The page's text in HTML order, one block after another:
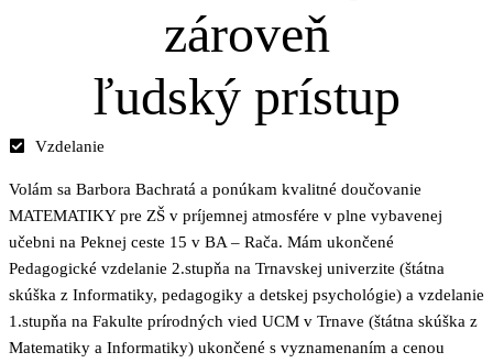
zároveň
ľudský prístup
Vzdelanie
Volám sa Barbora Bachratá a ponúkam kvalitné doučovanie
MATEMATIKY pre ZŠ v príjemnej atmosfére v plne vybavenej
učebni na Peknej ceste 15 v BA – Rača. Mám ukončené
Pedagogické vzdelanie 2.stupňa na Trnavskej univerzite (štátna
skúška z Informatiky, pedagogiky a detskej psychológie) a vzdelanie
1.stupňa na Fakulte prírodných vied UCM v Trnave (štátna skúška z
Matematiky a Informatiky) ukončené s vyznamenaním a cenou